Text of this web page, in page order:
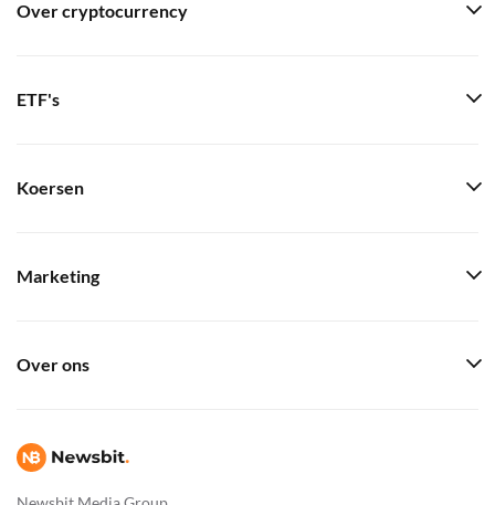
Over cryptocurrency
ETF's
Koersen
Marketing
Over ons